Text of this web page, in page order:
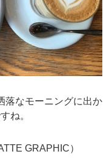
落なモーニングに出か
ね。
GRAPHIC）